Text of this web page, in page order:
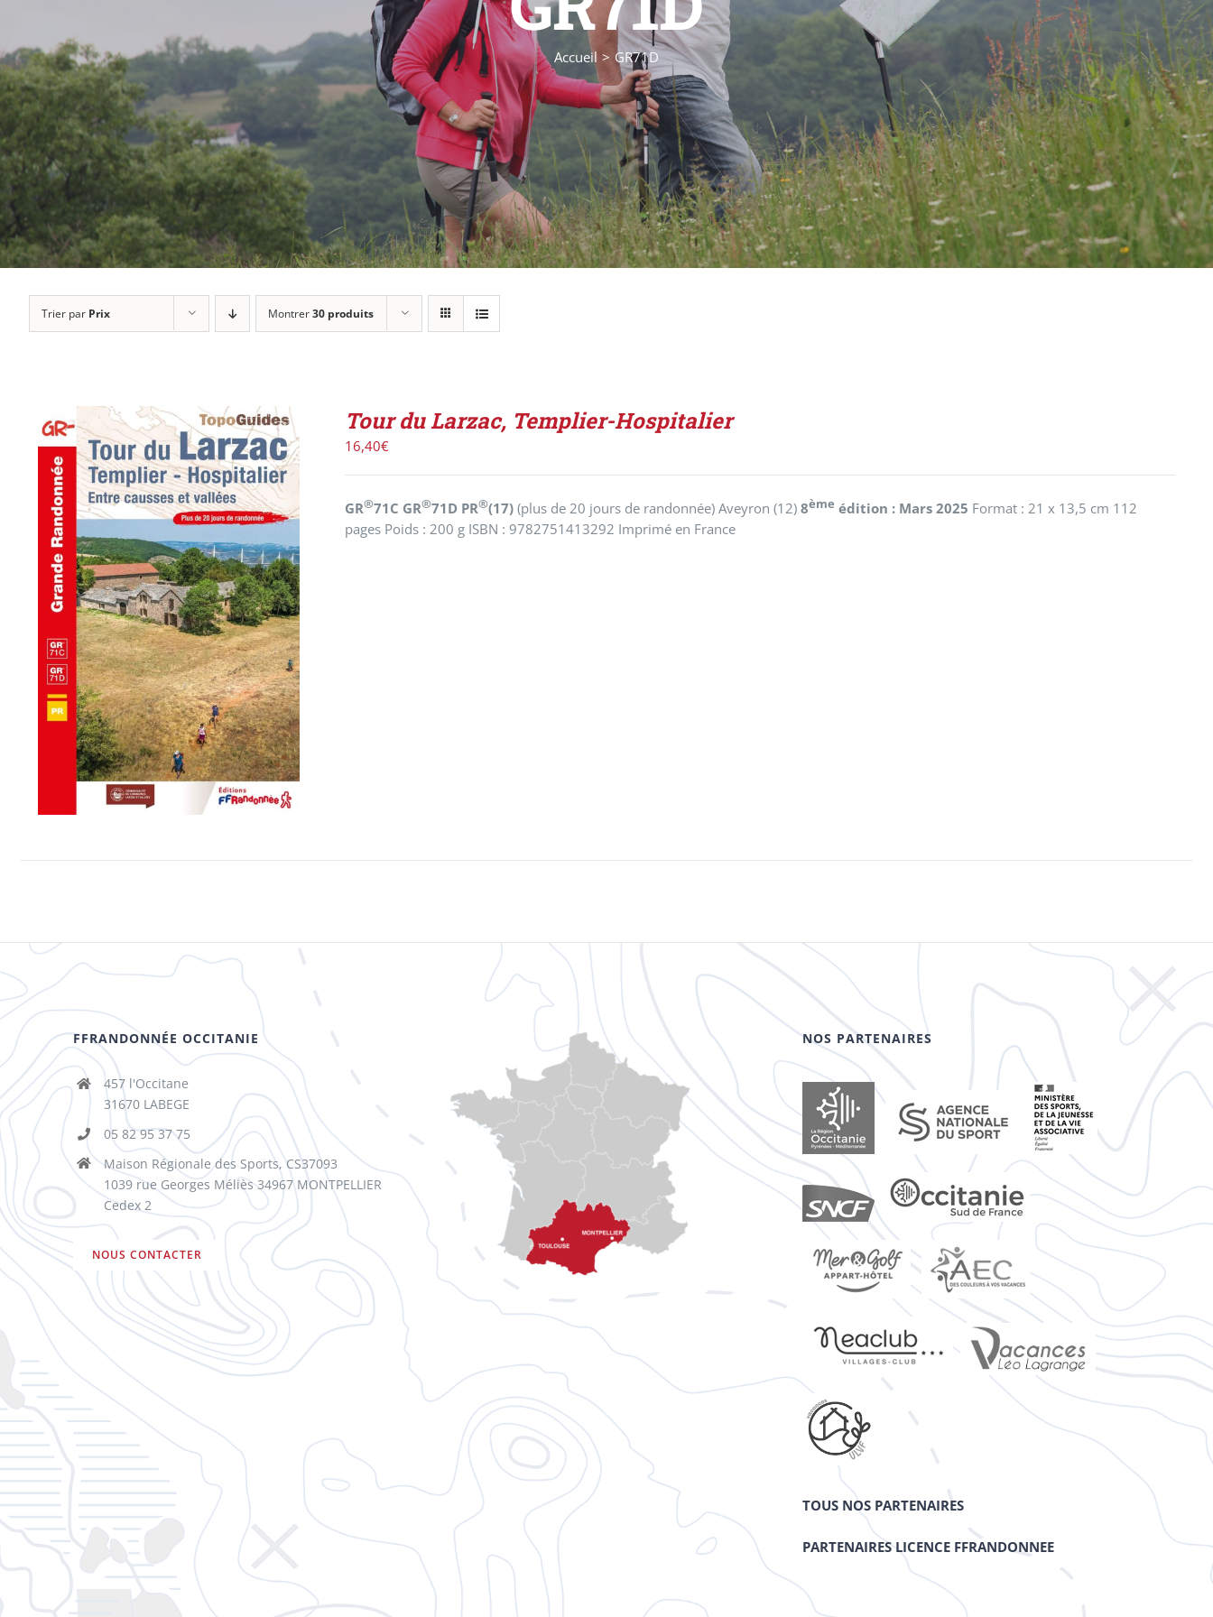
Accueil GR71D
Trier par Prix Montrer30 produits
AJOUTER AU PANIER / DÉTAILS
Tour du Larzac, Templier-Hospitalier
16,40€
GR®71C GR®71D PR®(17)(plus de 20 jours de randonnée) Aveyron (12)8ème édition : Mars 2025 Format : 21 x 13,5 cm 112
pages Poids : 200 g ISBN : 9782751413292 Imprimé en France
FFRANDONNÉE OCCITANIE
457 l'Occitane
31670 LABEGE
05 82 95 37 75
Maison Régionale des Sports, CS37093
1039 rue Georges Méliès 34967 MONTPELLIER
Cedex 2
NOUS CONTACTER
NOS PARTENAIRES
TOUS NOS PARTENAIRES
PARTENAIRES LICENCE FFRANDONNEE